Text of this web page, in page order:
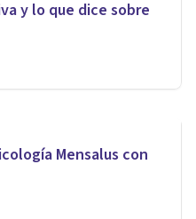
y lo que dice sobre
Mensalus con